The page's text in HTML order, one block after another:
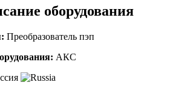
оборудования
Преобразователь пэп
АКС